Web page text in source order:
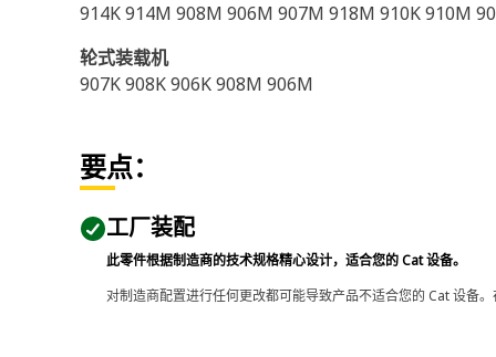
914K 914M 908M 906M 907M 918M 910K 910M
轮式装载机
907K 908K 906K 908M 906M
要点：
工厂装配
此零件根据制造商的技术规格精心设计，适合您的 Cat 设备。
对制造商配置进行任何更改都可能导致产品不适合您的 Cat 设备